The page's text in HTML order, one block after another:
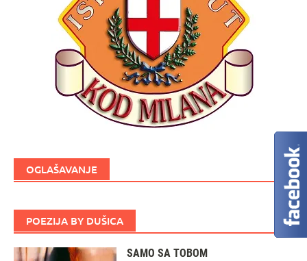
OGLAŠAVANJE
POEZIJA BY DUŠICA
SAMO SA TOBOM